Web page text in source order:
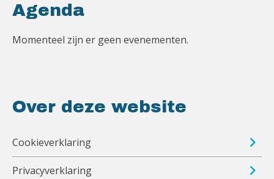
Agenda
Momenteel zijn er geen evenementen.
Over deze website
Cookieverklaring
Privacyverklaring